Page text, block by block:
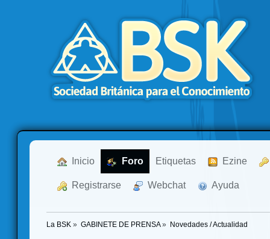
Inicio Foro Etiquetas Ezine
Registrarse Webchat Ayuda
La BSK » GABINETE DE PRENSA» Novedades / Actualidad